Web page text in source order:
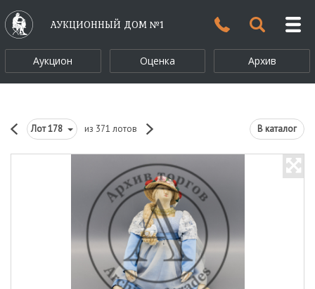
АУКЦИОННЫЙ ДОМ №1
Аукцион Оценка Архив
Лот178 из 371 лотов В каталог